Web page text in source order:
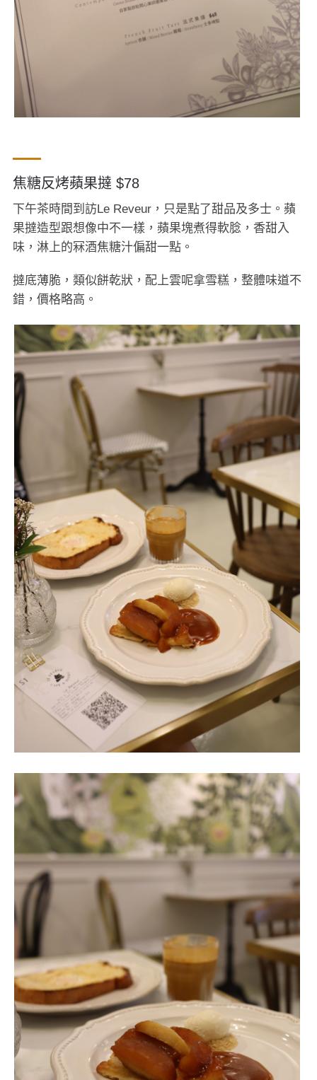
焦糖反烤蘋果撻 $78
下午茶時間到訪Le Reveur，只是點了甜品及多士。蘋
果撻造型跟想像中不一樣，蘋果塊煮得軟腍，香甜入
味，淋上的冧酒焦糖汁偏甜一點。
撻底薄脆，類似餅乾狀，配上雲呢拿雪糕，整體味道不
錯，價格略高。